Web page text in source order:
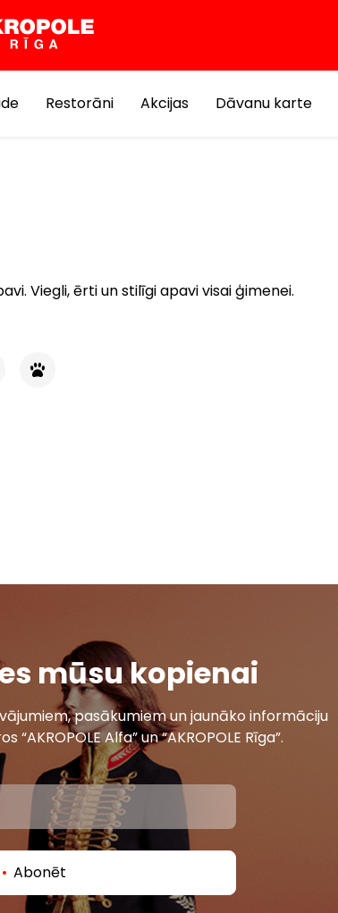
Restorāni Akcijas Dāvanu karte
Viegli, ērti un stilīgi apavi visai ģimenei.
mūsu kopienai
pasākumiem un jaunāko informāciju
Alfa” un “AKROPOLE Rīga”.
Abonēt